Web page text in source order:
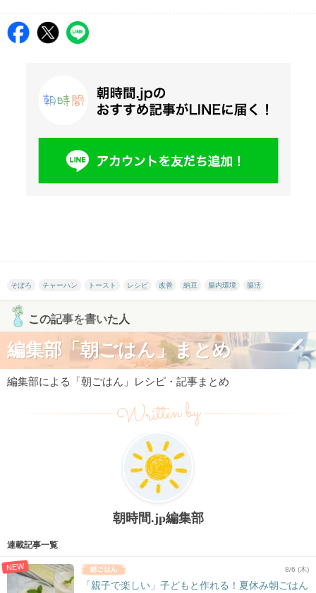
そぼろ チャーハン トースト レシピ 改善 納豆 腸内環境 腸活
この記事を書いた人
編集部「朝ごはん」まとめ
編集部による「朝ごはん」レシピ・記事まとめ
Written by
朝時間.jp編集部
連載記事一覧
NEW 8/6 (木)
「親子で楽しい」子どもと作れる！夏休み朝ごはん